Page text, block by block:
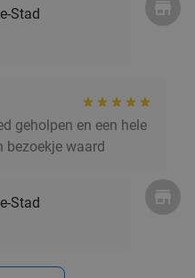
Stad
geholpen en een hele
bezoekje waard
Stad